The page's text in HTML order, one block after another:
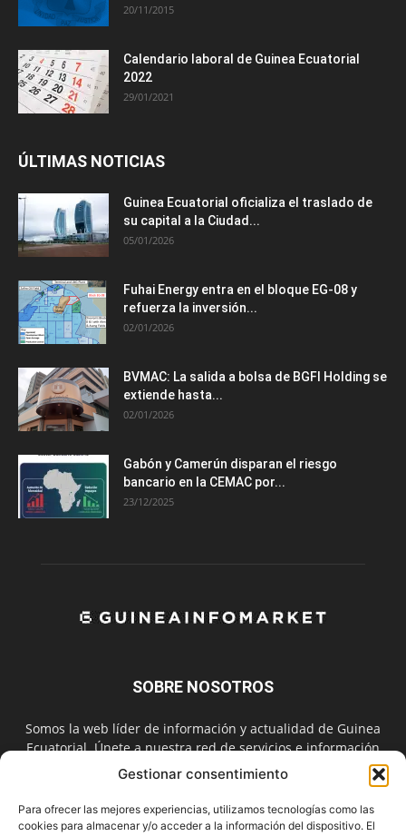
Gestionar consentimiento
Para ofrecer las mejores experiencias, utilizamos tecnologías como las
cookies para almacenar y/o acceder a la información del dispositivo. El
20/11/2015
Calendario laboral de Guinea Ecuatorial
2022
29/01/2021
ÚLTIMAS NOTICIAS
Guinea Ecuatorial oficializa el traslado de
su capital a la Ciudad...
05/01/2026
Fuhai Energy entra en el bloque EG-08 y
refuerza la inversión...
02/01/2026
BVMAC: La salida a bolsa de BGFI Holding se
extiende hasta...
02/01/2026
Gabón y Camerún disparan el riesgo
bancario en la CEMAC por...
23/12/2025
SOBRE NOSOTROS
Somos la web líder de información y actualidad de Guinea
Ecuatorial. Únete a nuestra red de servicios e información
digital también en las redes sociales.
Contáctanos:info@guineainfomarket.com